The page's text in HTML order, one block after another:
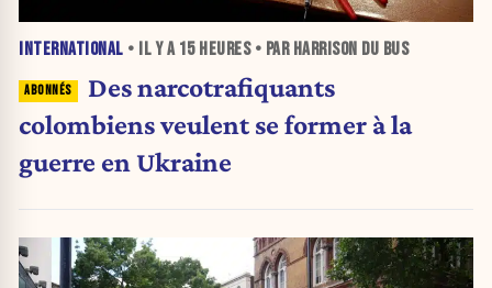
INTERNATIONAL • IL Y A 15 HEURES• PAR HARRISON DU BUS
Des narcotrafiquants
colombiens veulent se former à la
guerre en Ukraine